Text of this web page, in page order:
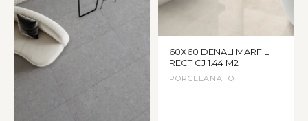
60X60 DENALI MARFIL
RECT CJ 1.44 M2
PORCELANATO